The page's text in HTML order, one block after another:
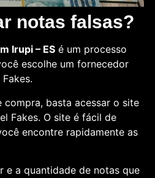
notas falsas?
Irupi – ES é um processo
escolhe um fornecedor
compra, basta acessar o site
Fakes. O site é fácil de
encontre rapidamente as
e a quantidade de notas que